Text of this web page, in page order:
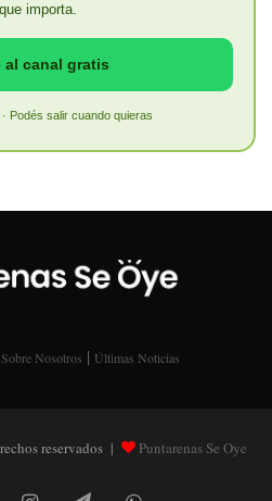
importa.
al canal gratis
Podés salir cuando quieras
Sobre Nosotros | Últimas Noticias
reservados | Puntarenas Se Oye